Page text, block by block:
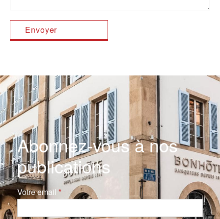
Abonnez-vous à nos
publications
Votre email